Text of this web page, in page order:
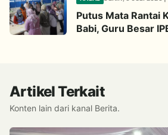
Putus Mata Rantai
Babi, Guru Besar
Artikel Terkait
Konten lain dari kanal Berita.